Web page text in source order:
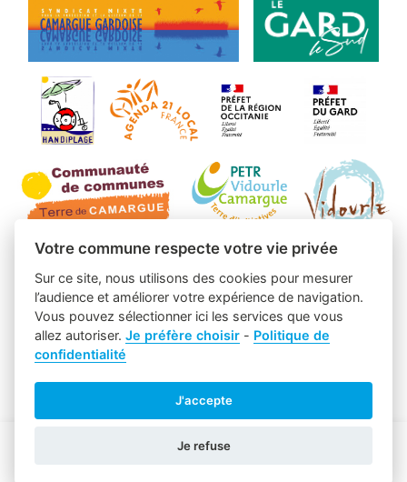
Votre commune respecte votre vie privée
Sur ce site, nous utilisons des cookies pour mesurer
l’audience et améliorer votre expérience de navigation.
Vous pouvez sélectionner ici les services que vous
allez autoriser.Je préfère choisir - Politique de
confidentialité
J'accepte
Je refuse